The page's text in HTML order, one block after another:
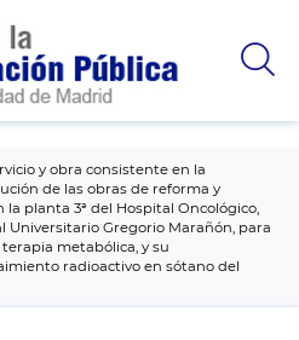
y obra consistente en la
de las obras de reforma y
planta 3ª del Hospital Oncológico,
Universitario Gregorio Marañón, para
metabólica, y su
radioactivo en sótano del